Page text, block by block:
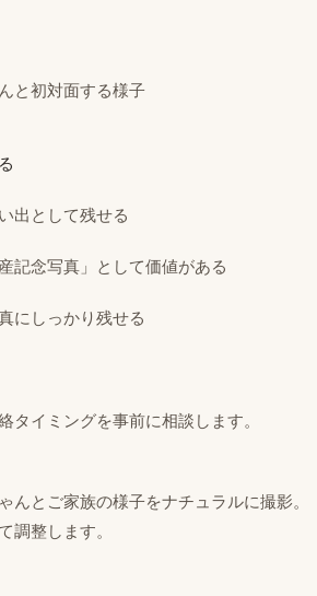
と初対面する様子
出として残せる
記念写真」として価値がある
にしっかり残せる
イミングを事前に相談します。
とご家族の様子をナチュラルに撮影。
調整します。